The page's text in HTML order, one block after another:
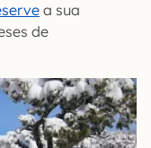
a sua
de